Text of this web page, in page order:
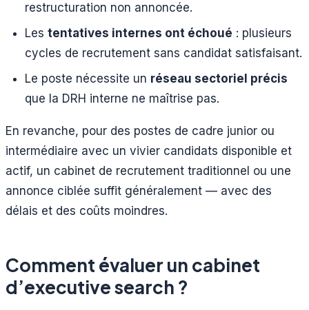
restructuration non annoncée.
Les tentatives internes ont échoué : plusieurs
cycles de recrutement sans candidat satisfaisant.
Le poste nécessite un réseau sectoriel précis
que la DRH interne ne maîtrise pas.
En revanche, pour des postes de cadre junior ou
intermédiaire avec un vivier candidats disponible et
actif, un cabinet de recrutement traditionnel ou une
annonce ciblée suffit généralement — avec des
délais et des coûts moindres.
Comment évaluer un cabinet
d’executive search ?